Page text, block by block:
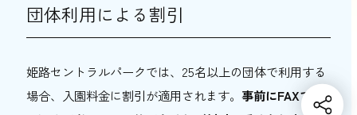
団体利用による割引
姫路セントラルパークでは、25名以上の団体で利用する
場合、入園料金に割引が適用されます。 事前にFAXで申